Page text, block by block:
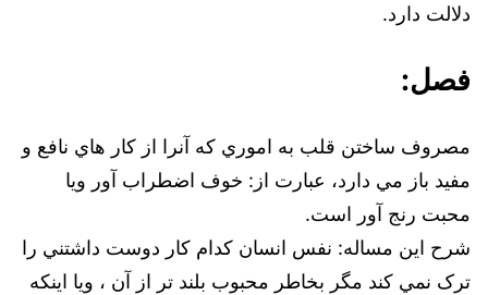
دلالت دارد.
فصل:
مصروف ساختن قلب به اموري که آنرا از کار هاي نافع و
مفيد باز مي دارد، عبارت از: خوف اضطراب آور ويا
محبت رنج آور است.
شرح اين مساله: نفس انسان کدام کار دوست داشتني را
ترک نمي کند مگر بخاطر محبوب بلند تر از آن ، ويا اينکه